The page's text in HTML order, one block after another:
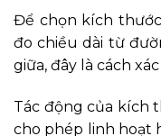
Để chọn kích
đo chiều dài từ
giữa, đây là cách
Tác động của kích
cho phép linh hoạt